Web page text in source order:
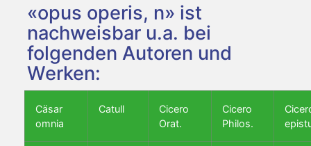
«opus operis, n» ist
nachweisbar u.a. bei
folgenden Autoren und
Werken:
Cäsar
omnia
Catull
Cicero
Orat.
Cicero
Philos.